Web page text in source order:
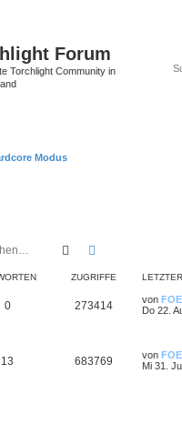
Forum
Torchlight Community in
Modus
Suche
ZUGRIFFE
0 273414 von FOE
Do 22.
13 683769 von FOE
Mi 31.